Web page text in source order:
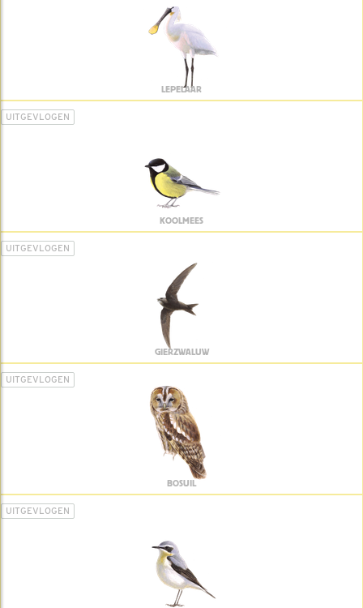
LEPELAAR
UITGEVLOGEN
KOOLMEES
UITGEVLOGEN
GIERZWALUW
UITGEVLOGEN
BOSUIL
UITGEVLOGEN